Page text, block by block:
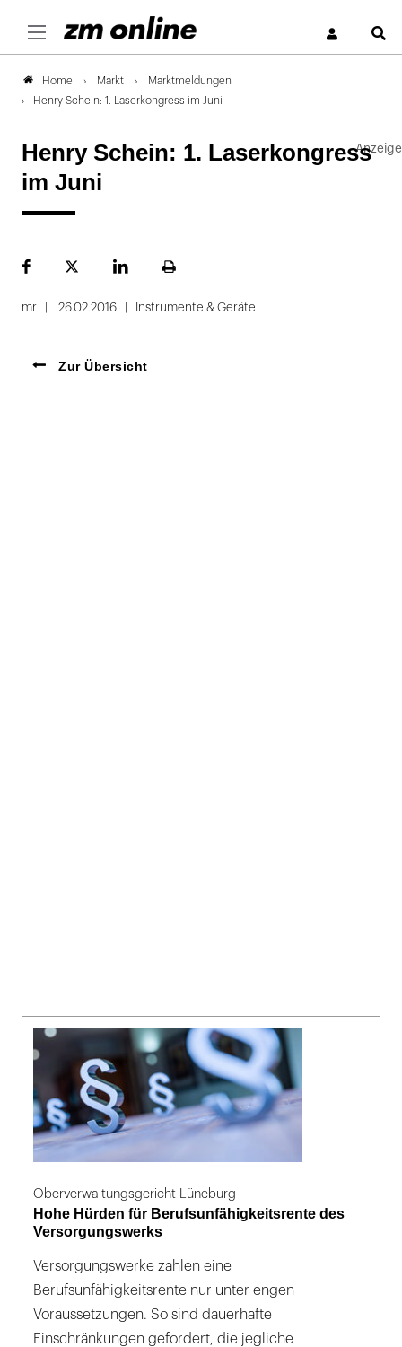
Home Markt
Marktmeldungen
Henry Schein: 1. Laserkongress im Juni
Henry Schein: 1. Laserkongress
im Juni
FacebookPlattformLinekdInSeite
mr 26.02.2016 Instrumente & Geräte
Zur Übersicht
Oberverwaltungsgericht Lüneburg
Hohe Hürden für Berufsunfähigkeitsrente des
Versorgungswerks
Versorgungswerke zahlen eine
Berufsunfähigkeitsrente nur unter engen
Voraussetzungen. So sind dauerhafte
Einschränkungen gefordert, die jegliche